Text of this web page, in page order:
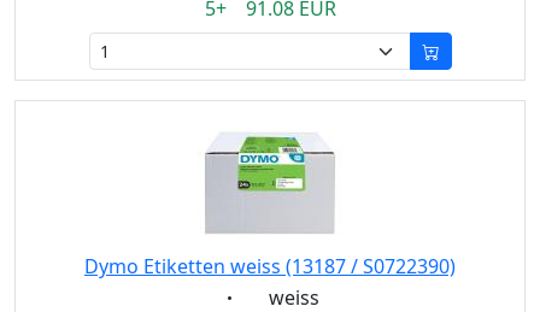
5+ 91.08 EUR
Dymo Etiketten weiss (13187 / S0722390)
Eigenschaft:
weiss